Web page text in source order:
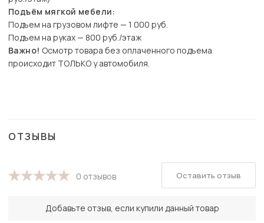
Подъём мягкой мебели:
Подъем на грузовом лифте — 1 000 руб.
Подъем на руках — 800 руб./этаж
Важно! Осмотр товара без оплаченного подъема
происходит ТОЛЬКО у автомобиля.
ОТЗЫВЫ
0 отзывов
Добавьте отзыв, если купили данный товар
Оставить отзыв